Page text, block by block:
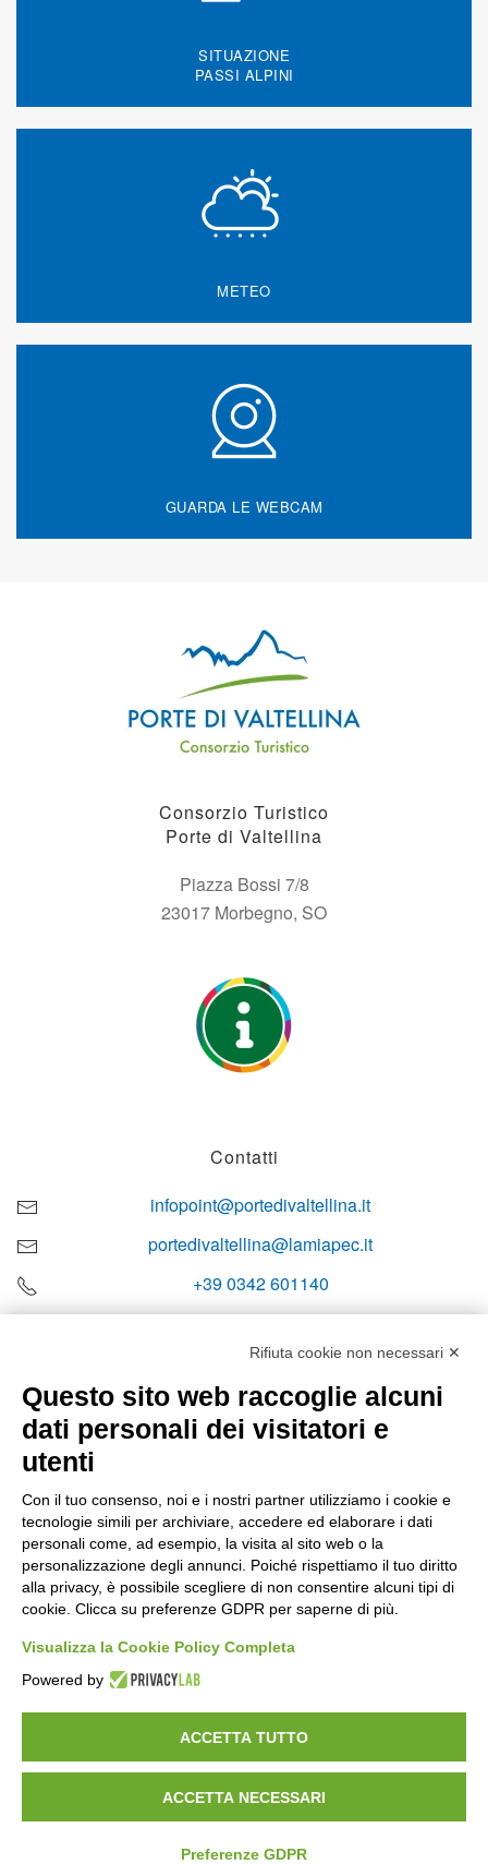
SITUAZIONE
PASSI ALPINI
METEO
GUARDA LE WEBCAM
Consorzio Turistico
Porte di Valtellina
Piazza Bossi 7/8
23017 Morbegno, SO
Contatti
infopoint@portedivaltellina.it
portedivaltellina@lamiapec.it
+39 0342 601140
Orari di apertura
Sabato
08:00 – 12:10
Domenica e festivi
CHIUSO
Consorzio Turistico Porte di Valtellina. All rights reserved.
Powered byNoratech
Privacy Policy Cookie Policy
Rifiuta cookie non necessari ✕
Questo sito web raccoglie alcuni
dati personali dei visitatori e
utenti
Con il tuo consenso, noi e i nostri partner utilizziamo i cookie e
tecnologie simili per archiviare, accedere ed elaborare i dati
personali come, ad esempio, la visita al sito web o la
personalizzazione degli annunci. Poiché rispettiamo il tuo diritto
alla privacy, è possibile scegliere di non consentire alcuni tipi di
cookie. Clicca su preferenze GDPR per saperne di più.
Visualizza la Cookie Policy Completa
Powered by
ACCETTA TUTTO
ACCETTA NECESSARI
Preferenze GDPR